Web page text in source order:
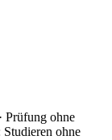
Prüfung ohne
ohne